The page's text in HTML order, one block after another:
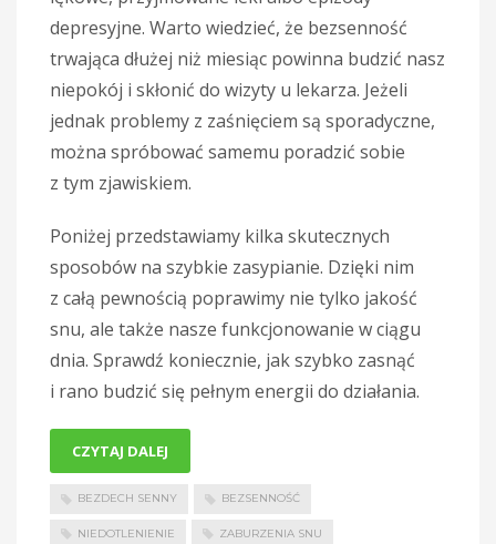
depresyjne. Warto wiedzieć, że bezsenność
trwająca dłużej niż miesiąc powinna budzić nasz
niepokój i skłonić do wizyty u lekarza. Jeżeli
jednak problemy z zaśnięciem są sporadyczne,
można spróbować samemu poradzić sobie
z tym zjawiskiem.
Poniżej przedstawiamy kilka skutecznych
sposobów na szybkie zasypianie. Dzięki nim
z całą pewnością poprawimy nie tylko jakość
snu, ale także nasze funkcjonowanie w ciągu
dnia. Sprawdź koniecznie, jak szybko zasnąć
i rano budzić się pełnym energii do działania.
BEZDECH SENNY BEZSENNOŚĆ
NIEDOTLENIENIE ZABURZENIA SNU
CZYTAJ DALEJ